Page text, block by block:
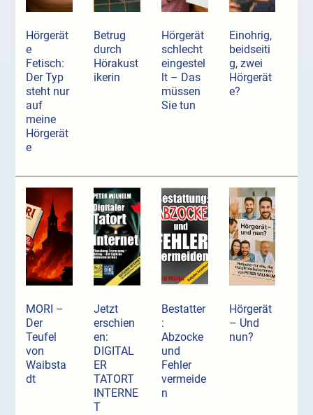
Hörgerät
e
Fetisch:
Der Typ
steht nur
auf
meine
Hörgerät
e
Betrug
durch
Hörakust
ikerin
Hörgerät
schlecht
eingestel
lt – Das
müssen
Sie tun
Einohrig,
beidseiti
g, zwei
Hörgerät
e?
MORI –
Der
Teufel
von
Waibsta
dt
Jetzt
erschien
en:
DIGITAL
ER
TATORT
INTERNE
T
Bestatter
:
Abzocke
und
Fehler
vermeide
n
Hörgerät
– Und
nun?